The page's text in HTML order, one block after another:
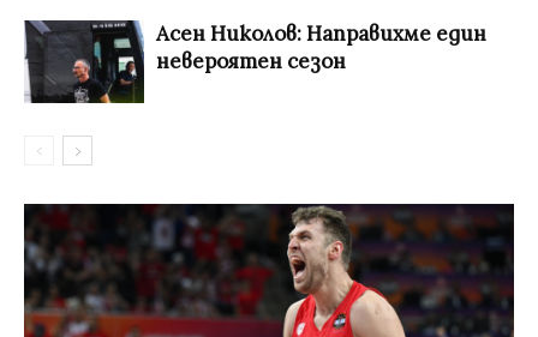
Асен Николов: Направихме един
невероятен сезон